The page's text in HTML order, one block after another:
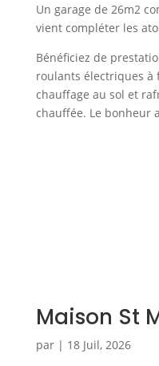
Un garage de 26m2
vient compléter les
Bénéficiez de
roulants électriques à
chauffage au sol et
chauffée. Le bonheur
Maison St
par | 18 Juil, 2026